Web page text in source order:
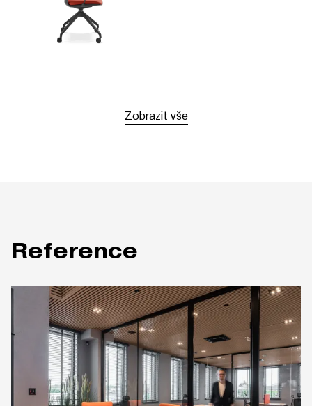
Zobrazit vše
Reference